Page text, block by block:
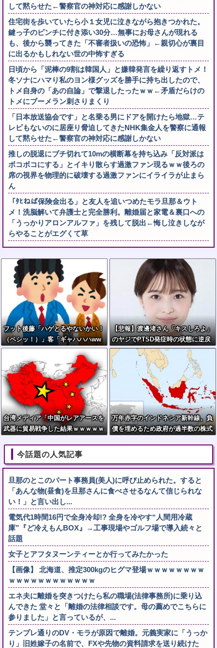
して黙らせた←警察官の神対応に感謝しかない
住宅街を歩いていたら小１女児に泣きながら抱きつかれた。
鍵っ子のピンチに付き添い30分…無事にお母さんが現れる
も、後から襲ってきた「不審者扱いの恐怖」←親切心が裏目
に出るかもしれない世の中怖すぎる
日頃から「泥棒の9割は韓国人」と嫌韓発言を繰り返すトメ！
冬ソナにハマり私のヨン様グッズを勝手に持ち出したので、
トメ自身の「あの自論」で撃退したったｗｗ←矛盾だらけの
トメにブーメラン刺さりまくり
「日本放送協会です」と名乗る男にドアを開けたら地獄…テ
レビもないのに居座り脅迫してきたNHK集金人を警察に通報
して黙らせた←警察官の神対応に感謝しかない
推しの脱退にブチ切れて10mの横断幕を持ち込み「反対派は
ボコボコにする」とイキり散らす過激ファン現るｗｗ後ろの
席の視界を物理的に破壊する過激ファンにイライラが止まら
ん
「ﾀﾋねば保険金出る」と友人を追いつめたモラ旦那＆ウト
メ！洗脳解いて弁護士と完全勝利。離婚届と家電＆裏口への
「うっかりアロンアルファ」を残して脱出←悔し泣きしなが
らやることがエグくて草
フット後藤「ハゲとるやないかい！
（ペシッ！）」客「ギャハハハww
wwww」←何が面白いの？
【悲報】渡邊渚さん「キスしろよ」
のヤジでPTSD発症時の状態に逆戻
り
台湾メディア「中国がレアアースを
武器に貿易戦争した結果ｗｗｗｗｗ
万年赤字のインドネシア新幹線。負
債を埋めるため政府が過半数の株式
今話題の人気記事
旦那のとこのパート事務員(美人)に呼び止められた。すると
「あんな物(昼食)を旦那さんに食べさせるなんて信じられな
い！」と言い出し...
電気代1時間16円で全身冷却!? 全身を冷やす“人間用冷蔵
庫”『ど冷えもんBOX』→工事現場やゴルフ場で導入続々と
話題
女子とアフタヌーンティーとか行ってみたかった
【画像】 北海道、推定300kgのヒグマ登場ｗｗｗｗｗｗｗｗ
ｗｗｗｗｗｗｗｗｗｗｗｗ
エネ夫に離婚を突きつけたら私の職場(法律事務所)に乗り込
んできた 堂々と「離婚の法律相談です。母の薦めでこちらに
参りました」と言っているが、...
テンプレ通りのDV・モラが原因で離婚。元義実家に「うっか
り」旧姓嫁子の名前で、FXや先物の資料請求を送り続けた